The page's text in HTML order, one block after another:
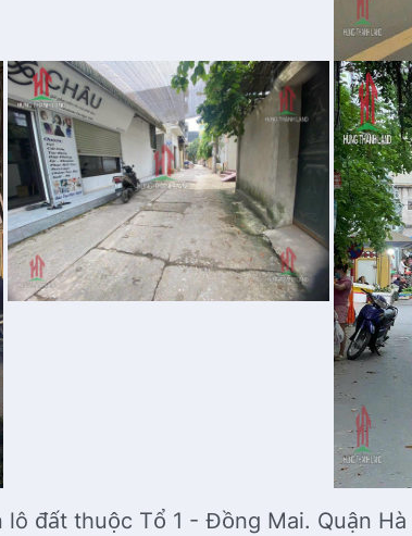
đất thuộc Tổ 1 - Đồng Mai. Quận